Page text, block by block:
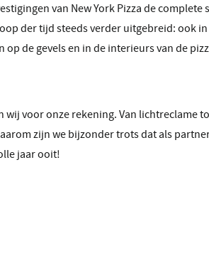
van New York Pizza de complete
der tijd steeds verder uitgebreid: ook in
op de gevels en in de interieurs van de
voor onze rekening. Van lichtreclame
zijn we bijzonder trots dat als
jaar ooit!